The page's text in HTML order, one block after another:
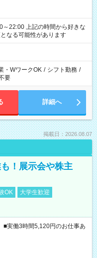
間から好きな
なる可能性があります
・WワークOK / シフト勤務 /
要
詳細へ
掲載日：2026.08.07
！展示会や株主
OK
大学生歓迎
働3時間5,120円のお仕事あ